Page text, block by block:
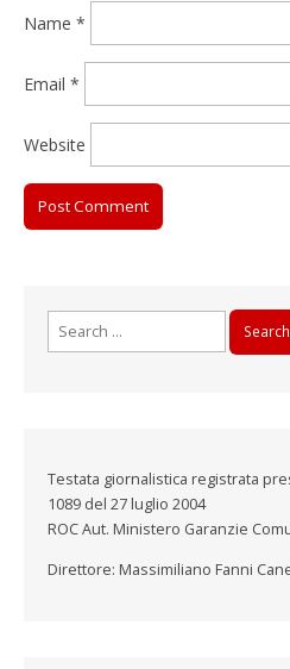
Name *
Email *
Website
Testata giornalistica registrata
1089 del 27 luglio 2004
ROC Aut. Ministero Garanzie
Direttore: Massimiliano Fanni